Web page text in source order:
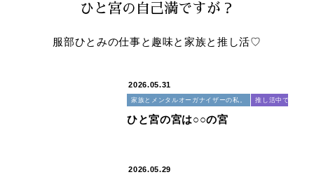
ひと宮の自己満ですが？
服部ひとみの仕事と趣味と家族と推し活♡
2026.05.31
家族とメンタルオーガナイザーの私。 推し活中ですが
ひと宮の宮は○○の宮
2026.05.29